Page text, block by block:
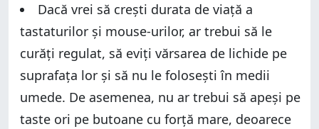
Dacă vrei să crești durata de viață a
tastaturilor și mouse-urilor, ar trebui să le
curăți regulat, să eviți vărsarea de lichide pe
suprafața lor și să nu le folosești în medii
umede. De asemenea, nu ar trebui să apeși pe
taste ori pe butoane cu forță mare, deoarece